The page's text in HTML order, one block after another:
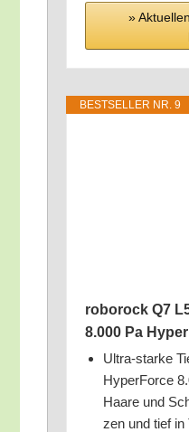
»
BEST­SEL­LER NR. 9
rob­orock Q7
8.000 Pa
Ultra-star­ke
Hyper­Force
Haa­re und
zen und tief